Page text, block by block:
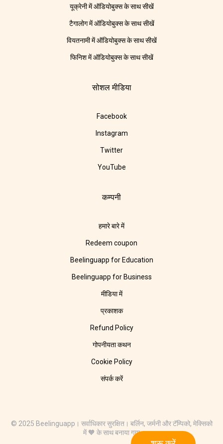
यूक्रेनी में ऑडियोबुक्स के साथ सीखें
टैगालोग में ऑडियोबुक्स के साथ सीखें
वियतनामी में ऑडियोबुक्स के साथ सीखें
फिनिश में ऑडियोबुक्स के साथ सीखें
सोशल मीडिया
Facebook
Instagram
Twitter
YouTube
कम्पनी
हमारे बारे में
Redeem coupon
Beelinguapp for Education
Beelinguapp for Business
मीडिया में
प्रकाशक
Refund Policy
गोपनीयता कथन
Cookie Policy
संपर्क करें
© 2025 Beelinguapp। सर्वाधिकार सुरक्षित। बर्लिन, जर्मनी और टॅम्पिको, मेक्सिको
में 🧡 के साथ बनाया गया